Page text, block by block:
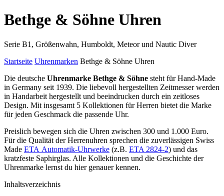
Bethge & Söhne Uhren
Serie B1, Größenwahn, Humboldt, Meteor und Nautic Diver
Startseite Uhrenmarken Bethge & Söhne Uhren
Die deutsche Uhrenmarke Bethge & Söhne steht für Hand-Made
in Germany seit 1939. Die liebevoll hergestellten Zeitmesser werden
in Handarbeit hergestellt und beeindrucken durch ein zeitloses
Design. Mit insgesamt 5 Kollektionen für Herren bietet die Marke
für jeden Geschmack die passende Uhr.
Preislich bewegen sich die Uhren zwischen 300 und 1.000 Euro.
Für die Qualität der Herrenuhren sprechen die zuverlässigen Swiss
Made ETA Automatik-Uhrwerke (z.B. ETA 2824-2) und das
kratzfeste Saphirglas. Alle Kollektionen und die Geschichte der
Uhrenmarke lernst du hier genauer kennen.
Inhaltsverzeichnis